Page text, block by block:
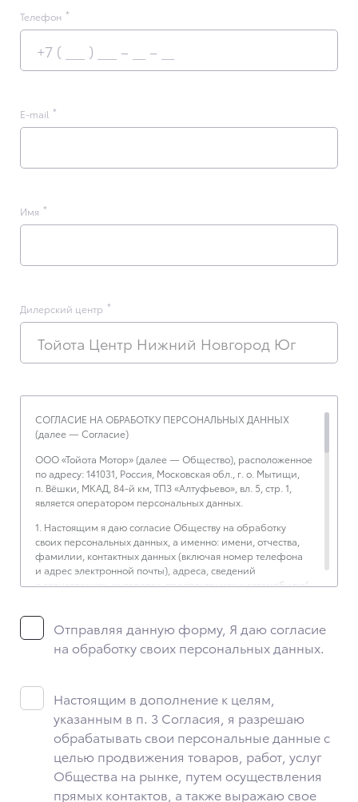
Телефон
E-mail
Имя
Дилерский центр
Тойота Центр Нижний Новгород Юг
СОГЛАСИЕ НА ОБРАБОТКУ ПЕРСОНАЛЬНЫХ ДАННЫХ
(далее — Согласие)
ООО «Тойота Мотор» (далее — Общество), расположенное
по адресу: 141031, Россия, Московская обл., г. о. Мытищи,
п. Вёшки, МКАД, 84-й км, ТПЗ «Алтуфьево», вл. 5, стр. 1,
является оператором персональных данных.
1. Настоящим я даю согласие Обществу на обработку
своих персональных данных, а именно: имени, отчества,
фамилии, контактных данных (включая номер телефона
и адрес электронной почты), адреса, сведений
о впечатлениях, интересах, предпочтениях к автомобилю(-
операционной системы устройства и модели мобильного
телефона посетителя сайта, уникального идентификатора
посетителя сайта, предпочтительного времени и способа
для контакта, истории контактов.
следующие действия: сбор, запись, систематизация,
накопление, хранение, уточнение (обновление,
изменение), извлечение, использование, передача
(предоставление, доступ), блокирование, удаление,
уничтожение персональных данных. Общество
обрабатывает персональные данные с использованием
средств автоматизации.
Отправляя данную форму, Я даю согласие
на обработку своих персональных данных.
Настоящим в дополнение к целям,
указанным в п. 3 Согласия, я разрешаю
обрабатывать свои персональные данные с
целью продвижения товаров, работ, услуг
Общества на рынке, путем осуществления
прямых контактов, а также выражаю свое